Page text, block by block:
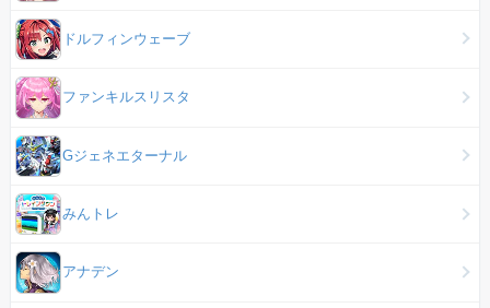
ドルフィンウェーブ
ファンキルスリスタ
Gジェネエターナル
みんトレ
アナデン